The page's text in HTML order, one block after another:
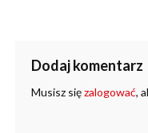
Dodaj komentarz
Musisz sięzalogować,